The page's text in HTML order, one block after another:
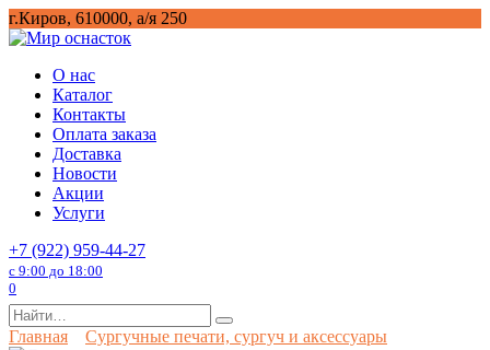
Перейти
к
г.Киров, 610000, а/я 250
О нас
Каталог
Контакты
Оплата заказа
Доставка
Новости
Акции
Услуги
+7 (922) 959-44-27
с 9:00 до 18:00
0
Search
for:
Главная Сургучные печати, сургуч и аксессуары